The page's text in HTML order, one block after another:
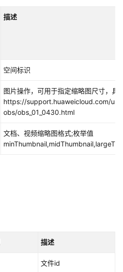
描述
空间标识
图片操作，可用于指定缩略图尺寸，具
https://support.huaweicloud.com/
obs/obs_01_0430.html
文档、视频缩略图格式;枚举值
描述
文件id